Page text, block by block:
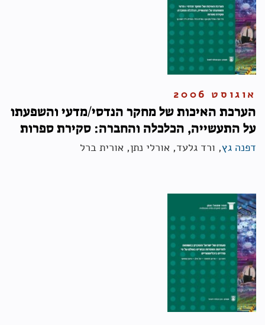
אוגוסט 2006
הערכת האיכות של מחקר הנדסי/מדעי והשפעתו
על התעשייה, הכלכלה והחברה: סקירת ספרות
דפנה גץ, ורד גלעד, אורלי נתן, אורית ברל